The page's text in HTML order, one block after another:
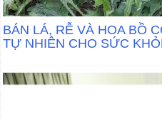
BÁN LÁ, RỄ VÀ HOA BỒ
TỰ NHIÊN CHO SỨC